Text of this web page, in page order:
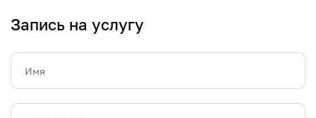
Запись на услугу
Имя